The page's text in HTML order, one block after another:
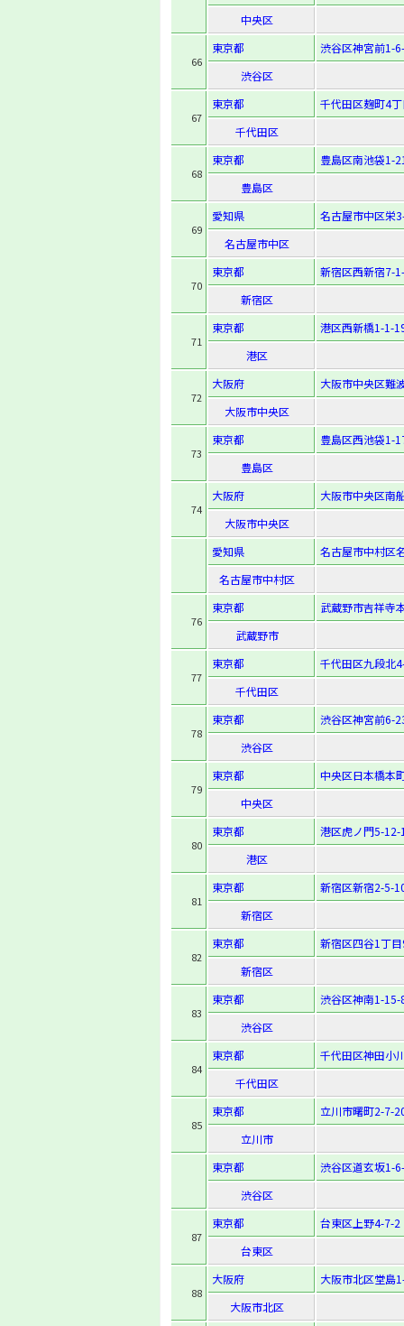
中央区
66
東京都
渋谷区神宮前1-
渋谷区
67
東京都
千代田区麹町4
千代田区
68
東京都
豊島区南池袋1-
豊島区
69
愛知県
名古屋市中区栄
名古屋市中区
70
東京都
新宿区西新宿7-
新宿区
71
東京都
港区西新橋1-1-
港区
72
大阪府
大阪市中央区難
大阪市中央区
73
東京都
豊島区西池袋1-
豊島区
74
大阪府
大阪市中央区南
大阪市中央区
愛知県
名古屋市中村区
名古屋市中村区
76
東京都
武蔵野市吉祥寺
武蔵野市
77
東京都
千代田区九段北
千代田区
78
東京都
渋谷区神宮前6-
渋谷区
79
東京都
中央区日本橋本
中央区
80
東京都
港区虎ノ門5-12-
港区
81
東京都
新宿区新宿2-5-
新宿区
82
東京都
新宿区四谷1丁
新宿区
83
東京都
渋谷区神南1-15-
渋谷区
84
東京都
千代田区神田小
千代田区
85
東京都
立川市曙町2-7-
立川市
東京都
渋谷区道玄坂1-
渋谷区
87
東京都
台東区上野4-7-2
台東区
88
大阪府
大阪市北区堂島
大阪市北区